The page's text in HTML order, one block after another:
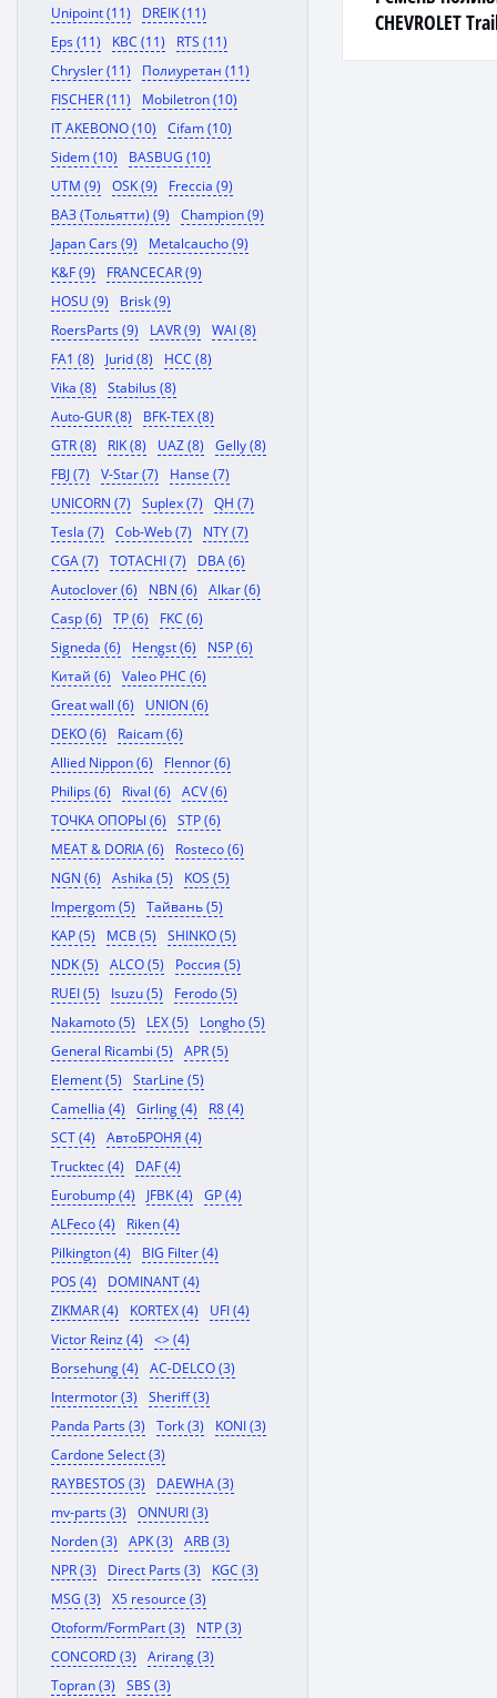
Unipoint (11)
DREIK (11)
Eps (11)
KBC (11)
RTS (11)
Chrysler (11)
Полиуретан (11)
FISCHER (11)
Mobiletron (10)
IT AKEBONO (10)
Cifam (10)
Sidem (10)
BASBUG (10)
UTM (9)
OSK (9)
Freccia (9)
ВАЗ (Тольятти) (9)
Champion (9)
Japan Cars (9)
Metalcaucho (9)
K&F (9)
FRANCECAR (9)
HOSU (9)
Brisk (9)
RoersParts (9)
LAVR (9)
WAI (8)
FA1 (8)
Jurid (8)
HCC (8)
Vika (8)
Stabilus (8)
Auto-GUR (8)
BFK-TEX (8)
GTR (8)
RIK (8) UAZ (8)
Gelly (8)
FBJ (7)
V-Star (7)
Hanse (7)
UNICORN (7)
Suplex (7)
QH (7)
Tesla (7)
Cob-Web (7)
NTY (7)
CGA (7)
TOTACHI (7)
DBA (6)
Autoclover (6)
NBN (6)
Alkar (6)
Casp (6)
TP (6)
FKC (6)
Signeda (6)
Hengst (6)
NSP (6)
Китай (6)
Valeo PHC (6)
Great wall (6)
UNION (6)
DEKO (6)
Raicam (6)
Allied Nippon (6)
Flennor (6)
Philips (6)
Rival (6)
ACV (6)
ТОЧКА ОПОРЫ (6)
STP (6)
MEAT & DORIA (6)
Rosteco (6)
NGN (6)
Ashika (5)
KOS (5)
Impergom (5)
Тайвань (5)
KAP (5)
MCB (5)
SHINKO (5)
NDK (5)
ALCO (5)
Россия (5)
RUEI (5)
Isuzu (5)
Ferodo (5)
Nakamoto (5)
LEX (5)
Longho (5)
General Ricambi (5)
APR (5)
Element (5)
StarLine (5)
Camellia (4)
Girling (4)
R8 (4)
SCT (4)
АвтоБРОНЯ (4)
Trucktec (4)
DAF (4)
Eurobump (4)
JFBK (4)
GP (4)
ALFeco (4)
Riken (4)
Pilkington (4)
BIG Filter (4)
POS (4)
DOMINANT (4)
ZIKMAR (4)
KORTEX (4)
UFI (4)
Victor Reinz (4)
<> (4)
Borsehung (4)
AC-DELCO (3)
Intermotor (3)
Sheriff (3)
Panda Parts (3)
Tork (3)
KONI (3)
Cardone Select (3)
RAYBESTOS (3)
DAEWHA (3)
mv-parts (3)
ONNURI (3)
Norden (3)
APK (3)
ARB (3)
NPR (3)
Direct Parts (3)
KGC (3)
MSG (3)
X5 resource (3)
Otoform/FormPart (3)
NTP (3)
CONCORD (3)
Arirang (3)
Topran (3)
SBS (3)
CHEVROLET